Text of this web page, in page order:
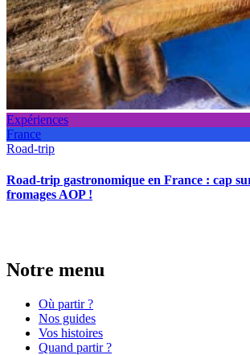
Expériences
France
Road-trip
Road-trip gastronomique en France : cap
fromages AOP !
Notre menu
Où partir ?
Nos guides
Vos histoires
Quand partir ?